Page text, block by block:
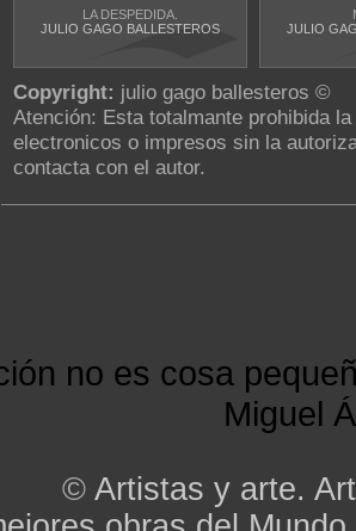
LA DESPEDIDA.
JULIO GAGO BALLESTEROS
JULIO
Copyright: julio gago ballesteros ©
Atención: Esta totalmante prohibida
electronicos o impresos sin la
contacta con el autor.
no es cosa
Miguel
© Artistas y arte.